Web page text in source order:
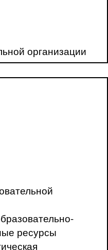
организации
ресурсы